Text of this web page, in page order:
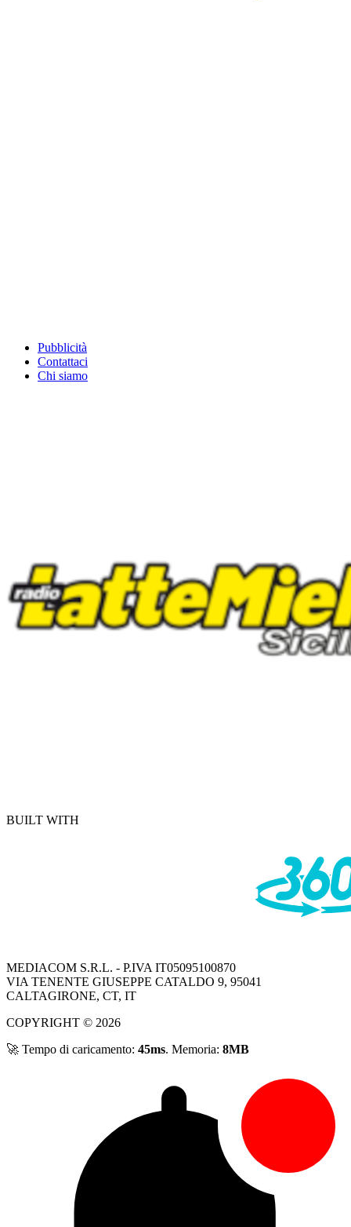
Pubblicità
Contattaci
Chi siamo
BUILT WITH
MEDIACOM S.R.L. - P.IVA IT05095100870
VIA TENENTE GIUSEPPE CATALDO 9, 95041
CALTAGIRONE, CT, IT
COPYRIGHT © 2026
🚀 Tempo di caricamento: 45ms. Memoria: 8MB